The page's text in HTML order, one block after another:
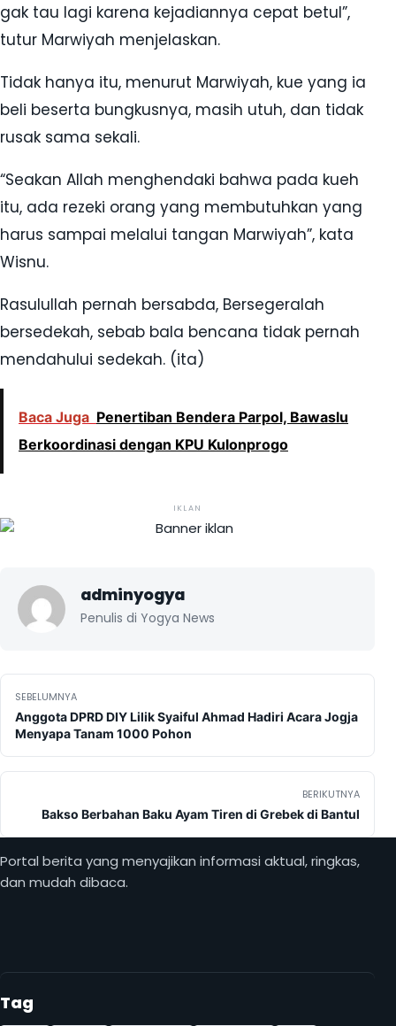
gak tau lagi karena kejadiannya cepat betul”,
tutur Marwiyah menjelaskan.
Tidak hanya itu, menurut Marwiyah, kue yang ia
beli beserta bungkusnya, masih utuh, dan tidak
rusak sama sekali.
“Seakan Allah menghendaki bahwa pada kueh
itu, ada rezeki orang yang membutuhkan yang
harus sampai melalui tangan Marwiyah”, kata
Wisnu.
Rasulullah pernah bersabda, Bersegeralah
bersedekah, sebab bala bencana tidak pernah
mendahului sedekah. (ita)
Baca Juga Penertiban Bendera Parpol, Bawaslu
Berkoordinasi dengan KPU Kulonprogo
IKLAN
adminyogya
Penulis di Yogya News
Navigasi pos
SEBELUMNYA
Anggota DPRD DIY Lilik Syaiful Ahmad Hadiri Acara Jogja
Menyapa Tanam 1000 Pohon
BERIKUTNYA
Bakso Berbahan Baku Ayam Tiren di Grebek di Bantul
Portal berita yang menyajikan informasi aktual, ringkas,
dan mudah dibaca.
Tag